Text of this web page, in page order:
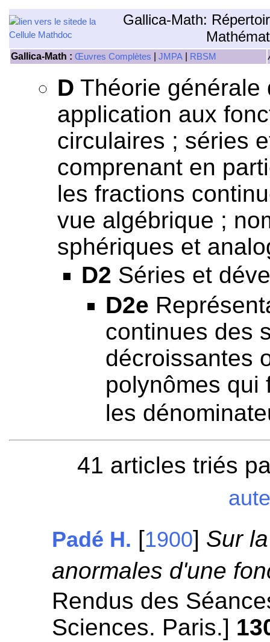
Gallica-Math:
Gallica-Math : Œuvres Complètes JMPA RBSM
D Théorie générale
application aux
circulaires ; séries
comprenant en
les fractions
vue algébrique ;
sphériques et
D2 Séries et
D2e
continues des
décroissantes
polynômes qui
les
41 articles triés
Padé H. [1900] Sur
anormales d'une
Rendus des
Sciences. Paris.]